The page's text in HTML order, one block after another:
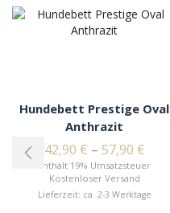
Hundebett Prestige Oval
Anthrazit
42,90 € – 57,90 €
Enthält 19% Umsatzsteuer
Kostenloser Versand
Lieferzeit: ca. 2-3 Werktage